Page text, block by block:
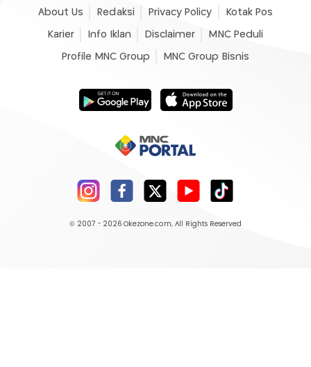
About Us Redaksi Privacy Policy Kotak Pos
Karier Info Iklan Disclaimer MNC Peduli
Profile MNC Group MNC Group Bisnis
© 2007 - 2026 Okezone.com, All Rights Reserved